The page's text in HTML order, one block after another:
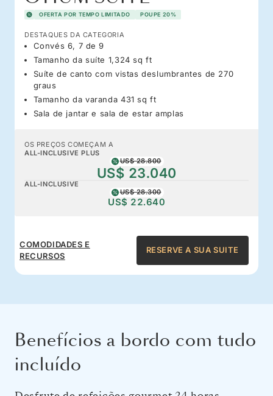
OFERTA POR TEMPO LIMITADO POUPE 20%
DESTAQUES DA CATEGORIA
Convés 6, 7 de 9
Tamanho da suíte 1,324 sq ft
Suíte de canto com vistas deslumbrantes de 270
graus
Tamanho da varanda 431 sq ft
Sala de jantar e sala de estar amplas
OS PREÇOS COMEÇAM A
ALL-INCLUSIVE PLUS
US$ 28.800
US$ 23.040
ALL-INCLUSIVE
US$ 28.300
US$ 22.640
COMODIDADES E
RECURSOS
RESERVE A SUA SUITE
Benefícios a bordo com tudo
incluído